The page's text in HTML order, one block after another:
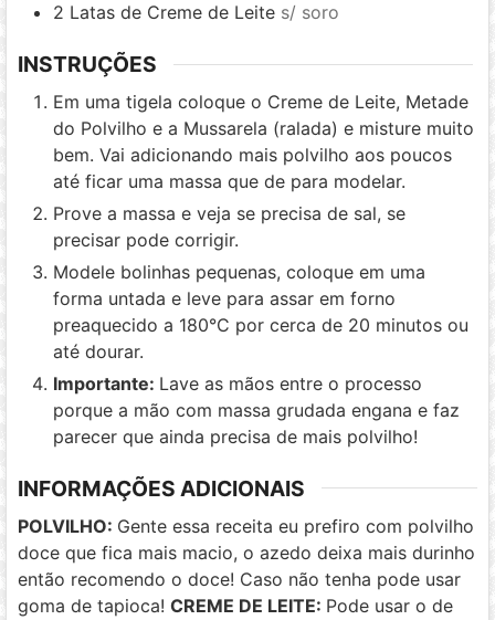
2 Latas de Creme de Leite s/ soro
INSTRUÇÕES
Em uma tigela coloque o Creme de Leite, Metade
do Polvilho e a Mussarela (ralada) e misture muito
bem. Vai adicionando mais polvilho aos poucos
até ficar uma massa que de para modelar.
Prove a massa e veja se precisa de sal, se
precisar pode corrigir.
Modele bolinhas pequenas, coloque em uma
forma untada e leve para assar em forno
preaquecido a 180°C por cerca de 20 minutos ou
até dourar.
Importante: Lave as mãos entre o processo
porque a mão com massa grudada engana e faz
parecer que ainda precisa de mais polvilho!
INFORMAÇÕES ADICIONAIS
POLVILHO: Gente essa receita eu prefiro com polvilho
doce que fica mais macio, o azedo deixa mais durinho
então recomendo o doce! Caso não tenha pode usar
goma de tapioca!CREME DE LEITE: Pode usar o de